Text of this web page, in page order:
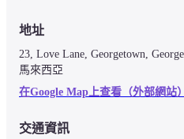
地址
23, Love Lane, Georgetown,
馬來西亞
在Google Map上查看（外部網站）
交通資訊